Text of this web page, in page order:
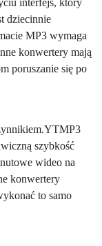
interfejs, który
dziecinnie
MP3 wymaga
konwertery mają
poruszanie się po
szybkość
wideo na
konwertery
to samo